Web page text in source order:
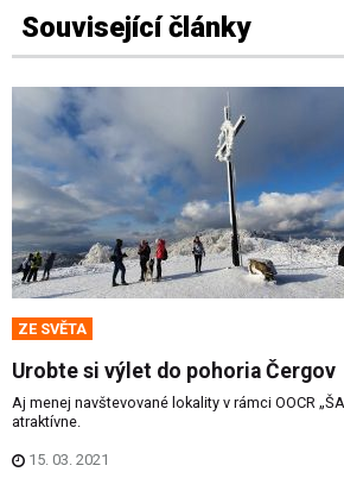
Související články
ZE SVĚTA
Urobte si výlet do pohoria Čergov
Aj menej navštevované lokality v rámci OOCR
atraktívne.
15. 03. 2021